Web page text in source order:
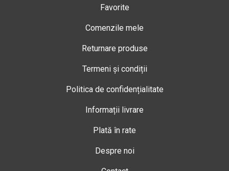
Favorite
Comenzile mele
Returnare produse
Termeni și condiții
Politica de confidențialitate
Informații livrare
Plată în rate
Despre noi